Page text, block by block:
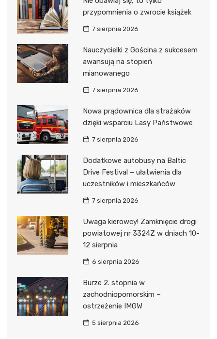
przypomnienia o zwrocie książek
7 sierpnia 2026
Nauczycielki z Gościna z sukcesem
awansują na stopień
mianowanego
7 sierpnia 2026
Nowa prądownica dla strażaków
dzięki wsparciu Lasy Państwowe
7 sierpnia 2026
Dodatkowe autobusy na Baltic
Drive Festival – ułatwienia dla
uczestników i mieszkańców
7 sierpnia 2026
Uwaga kierowcy! Zamknięcie drogi
powiatowej nr 3324Z w dniach 10-
12 sierpnia
6 sierpnia 2026
Burze 2. stopnia w
zachodniopomorskim –
ostrzeżenie IMGW
5 sierpnia 2026